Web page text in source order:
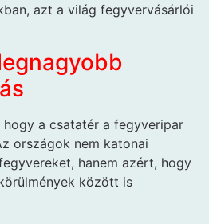
azt a világ fegyvervásárlói
hogy a csatatér a fegyveripar
országok nem katonai
hanem azért, hogy
között is